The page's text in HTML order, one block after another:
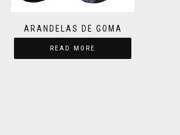
ARANDELAS DE GOMA
READ MORE